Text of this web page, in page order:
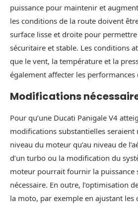
puissance pour maintenir et
les conditions de la route doivent
surface lisse et droite pour
sécuritaire et stable. Les conditions
que le vent, la température et la
également affecter les performances
Modifications
Pour qu’une Ducati Panigale V4
modifications substantielles seraient
niveau du moteur qu’au niveau de
d’un turbo ou la modification du
moteur pourrait fournir la puissance
nécessaire. En outre, l’optimisation
la moto, par exemple en ajustant les